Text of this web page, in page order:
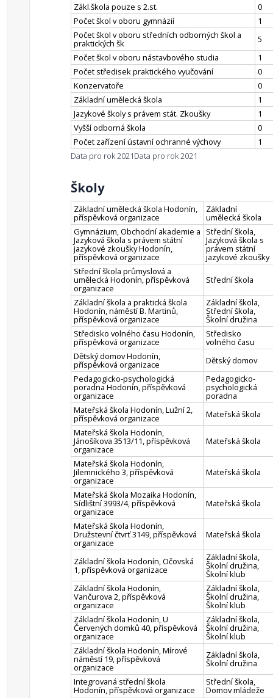
Zákl.škola pouze s 2.st.
0
Počet škol v oboru gymnázií
1
Počet škol v oboru středních odborných škol a
praktických šk
5
Počet škol v oboru nástavbového studia
1
Počet středisek praktického vyučování
0
Konzervatoře
0
Základní umělecká škola
1
Jazykové školy s právem stát. Zkoušky
1
Vyšší odborná škola
0
Počet zařízení ústavní ochranné výchovy
1
Data pro rok 2021Data pro rok 2021
Školy
Základní umělecká škola Hodonín,
příspěvková organizace
Základní
umělecká škola
Gymnázium, Obchodní akademie a
Jazyková škola s právem státní
jazykové zkoušky Hodonín,
příspěvková organizace
Střední škola,
Jazyková škola s
právem státní
jazykové zkoušky
Střední škola průmyslová a
umělecká Hodonín, příspěvková
organizace
Střední škola
Základní škola a praktická škola
Hodonín, náměstí B. Martinů,
příspěvková organizace
Základní škola,
Střední škola,
Školní družina
Středisko volného času Hodonín,
příspěvková organizace
Středisko
volného času
Dětský domov Hodonín,
příspěvková organizace
Dětský domov
Pedagogicko-psychologická
poradna Hodonín, příspěvková
organizace
Pedagogicko-
psychologická
poradna
Mateřská škola Hodonín, Lužní 2,
příspěvková organizace
Mateřská škola
Mateřská škola Hodonín,
Jánošíkova 3513/11, příspěvková
organizace
Mateřská škola
Mateřská škola Hodonín,
Jilemnického 3, příspěvková
organizace
Mateřská škola
Mateřská škola Mozaika Hodonín,
Sídlištní 3993/4, příspěvková
organizace
Mateřská škola
Mateřská škola Hodonín,
Družstevní čtvrť 3149, příspěvková
organizace
Mateřská škola
Základní škola Hodonín, Očovská
1, příspěvková organizace
Základní škola,
Školní družina,
Školní klub
Základní škola Hodonín,
Vančurova 2, příspěvková
organizace
Základní škola,
Školní družina,
Školní klub
Základní škola Hodonín, U
Červených domků 40, příspěvková
organizace
Základní škola,
Školní družina,
Školní klub
Základní škola Hodonín, Mírové
náměstí 19, příspěvková
organizace
Základní škola,
Školní družina
Integrovaná střední škola
Hodonín, příspěvková organizace
Střední škola,
Domov mládeže